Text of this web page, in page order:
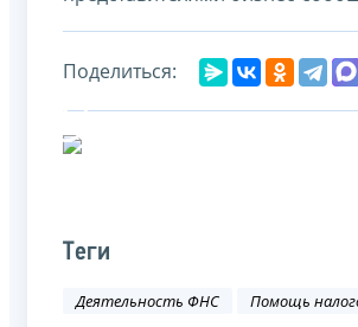
Поделиться:
Теги
Деятельность ФНС Помощь